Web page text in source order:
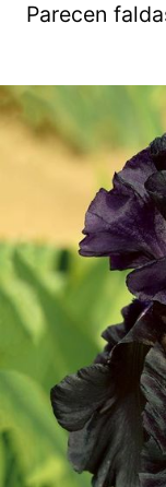
Parecen